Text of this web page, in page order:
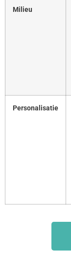
Milieu
Personalisatie